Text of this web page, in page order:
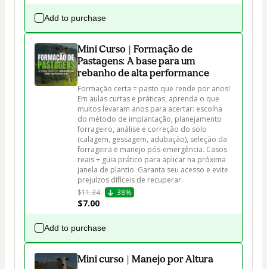
Add to purchase
Mini Curso | Formação de
Pastagens: A base para um
rebanho de alta performance
Formação certa = pasto que rende por anos!
Em aulas curtas e práticas, aprenda o que
muitos levaram anos para acertar: escolha
do método de implantação, planejamento
forrageiro, análise e correção do solo
(calagem, gessagem, adubação), seleção da
forrageira e manejo pós-emergência. Casos
reais + guia prático para aplicar na próxima
janela de plantio. Garanta seu acesso e evite
prejuízos difíceis de recuperar.
$11.34
38%
$7.00
Add to purchase
Mini curso | Manejo por Altura